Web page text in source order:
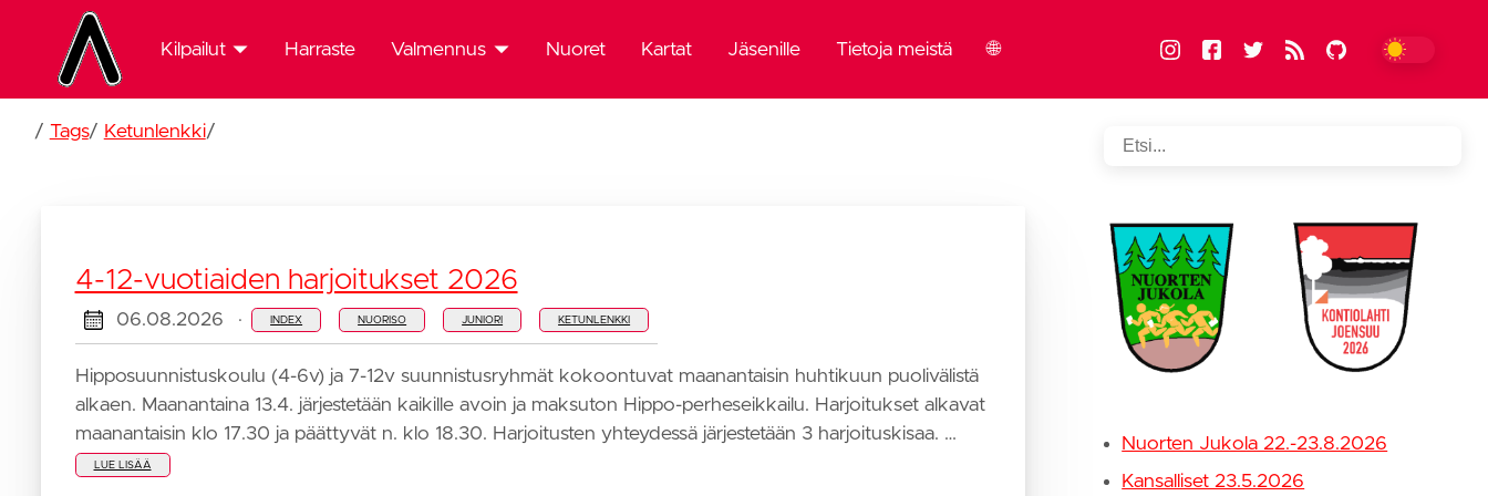
Kilpailut
Kilpailut
etusivu
Kansalliset
23.5.2026
Am-
keskimatka
ja -yö
2025
Harraste Valmennus
Valmennus
Urheiluakatemia
Nuoret Kartat Jäsenille Tietoja meistä 🌐
FIN
/ Tags/ Ketunlenkki/
4-12-vuotiaiden harjoitukset 2026
06.08.2026 · INDEX NUORISO JUNIORI KETUNLENKKI
Hipposuunnistuskoulu (4-6v) ja 7-12v suunnistusryhmät kokoontuvat maanantaisin huhtikuun puolivälistä
alkaen. Maanantaina 13.4. järjestetään kaikille avoin ja maksuton Hippo-perheseikkailu. Harjoitukset alkavat
maanantaisin klo 17.30 ja päättyvät n. klo 18.30. Harjoitusten yhteydessä järjestetään 3 harjoituskisaa. …
LUE LISÄÄ
Nuorten Jukola 22.-23.8.2026
Kansalliset 23.5.2026